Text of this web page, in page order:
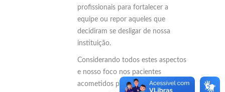
profissionais para fortalecer a
equipe ou repor aqueles que
decidiram se desligar de nossa
instituição.
Considerando todos estes aspectos
e nosso foco nos pacientes
acometidos pela Covid-19 e que